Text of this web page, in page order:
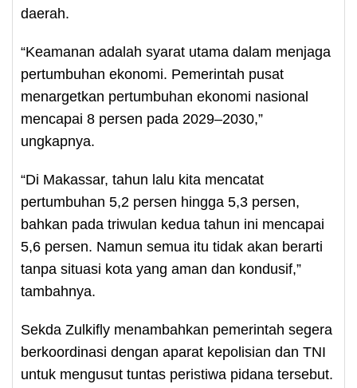
daerah.
“Keamanan adalah syarat utama dalam menjaga
pertumbuhan ekonomi. Pemerintah pusat
menargetkan pertumbuhan ekonomi nasional
mencapai 8 persen pada 2029–2030,”
ungkapnya.
“Di Makassar, tahun lalu kita mencatat
pertumbuhan 5,2 persen hingga 5,3 persen,
bahkan pada triwulan kedua tahun ini mencapai
5,6 persen. Namun semua itu tidak akan berarti
tanpa situasi kota yang aman dan kondusif,”
tambahnya.
Sekda Zulkifly menambahkan pemerintah segera
berkoordinasi dengan aparat kepolisian dan TNI
untuk mengusut tuntas peristiwa pidana tersebut.